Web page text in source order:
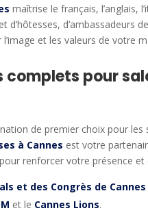
maîtrise le français, l’anglais,
et d’hôtesses,
et les valeurs de votre
complets pour
de premier choix pour
à Cannes est votre
renforcer votre présence
et des Congrès de Cannes
et le Cannes Lions.